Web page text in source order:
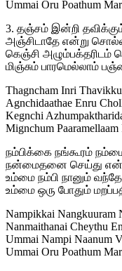
Ummai Oru Poathum
3. தஞ்சம் இன்றி
அஞ்சிடாதே என்று
கெஞ்சி அழும்பக்தரிடம்
மிஞ்சும் பாரமெல்லாம்
Thagncham Inri
Agnchidaathae Enru
Kegnchi
Mignchum
நம்பிக்கை நங்கூரம்
நன்மைதனை செய்து
உம்மை நம்பி நானும்
உம்மை ஒரு போதும்
Nampikkai Nangkuuram
Nanmaithanai Cheythu
Ummai Nampi Naanum
Ummai Oru Poathum